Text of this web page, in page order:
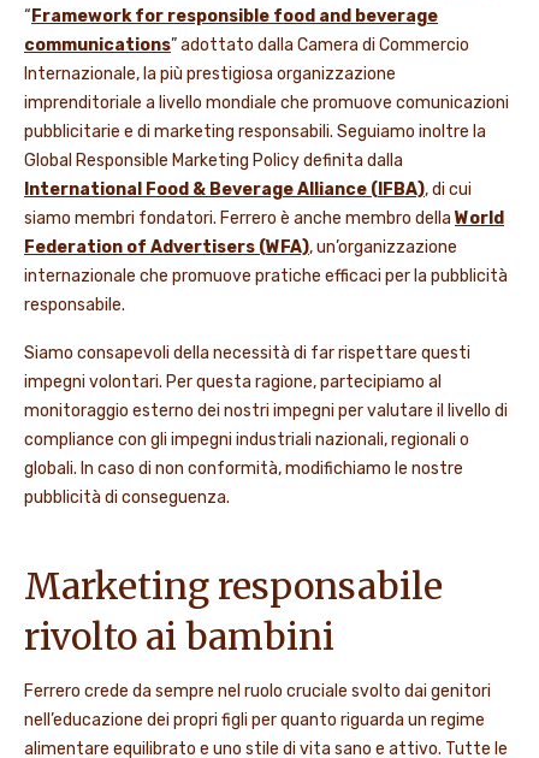
“ Framework for responsible food and beverage
communications” adottato dalla Camera di Commercio
Internazionale, la più prestigiosa organizzazione
imprenditoriale a livello mondiale che promuove comunicazioni
pubblicitarie e di marketing responsabili. Seguiamo inoltre la
Global Responsible Marketing Policy definita dalla
International Food & Beverage Alliance (IFBA), di cui
siamo membri fondatori. Ferrero è anche membro della World
Federation of Advertisers (WFA), un’organizzazione
internazionale che promuove pratiche efficaci per la pubblicità
responsabile.
Siamo consapevoli della necessità di far rispettare questi
impegni volontari. Per questa ragione, partecipiamo al
monitoraggio esterno dei nostri impegni per valutare il livello di
compliance con gli impegni industriali nazionali, regionali o
globali. In caso di non conformità, modifichiamo le nostre
pubblicità di conseguenza.
Marketing responsabile
rivolto ai bambini
Ferrero crede da sempre nel ruolo cruciale svolto dai genitori
nell’educazione dei propri figli per quanto riguarda un regime
alimentare equilibrato e uno stile di vita sano e attivo. Tutte le